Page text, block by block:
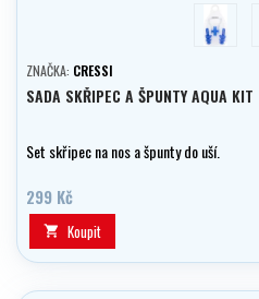
modrá
ZNAČKA: CRESSI
SADA SKŘIPEC A ŠPUNTY AQUA KIT
Set skřipec na nos a špunty do uší.
299 Kč
 Koupit